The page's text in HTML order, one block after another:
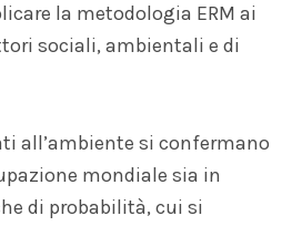
la metodologia ERM ai
sociali, ambientali e di
all’ambiente si confermano
mondiale sia in
di probabilità, cui si